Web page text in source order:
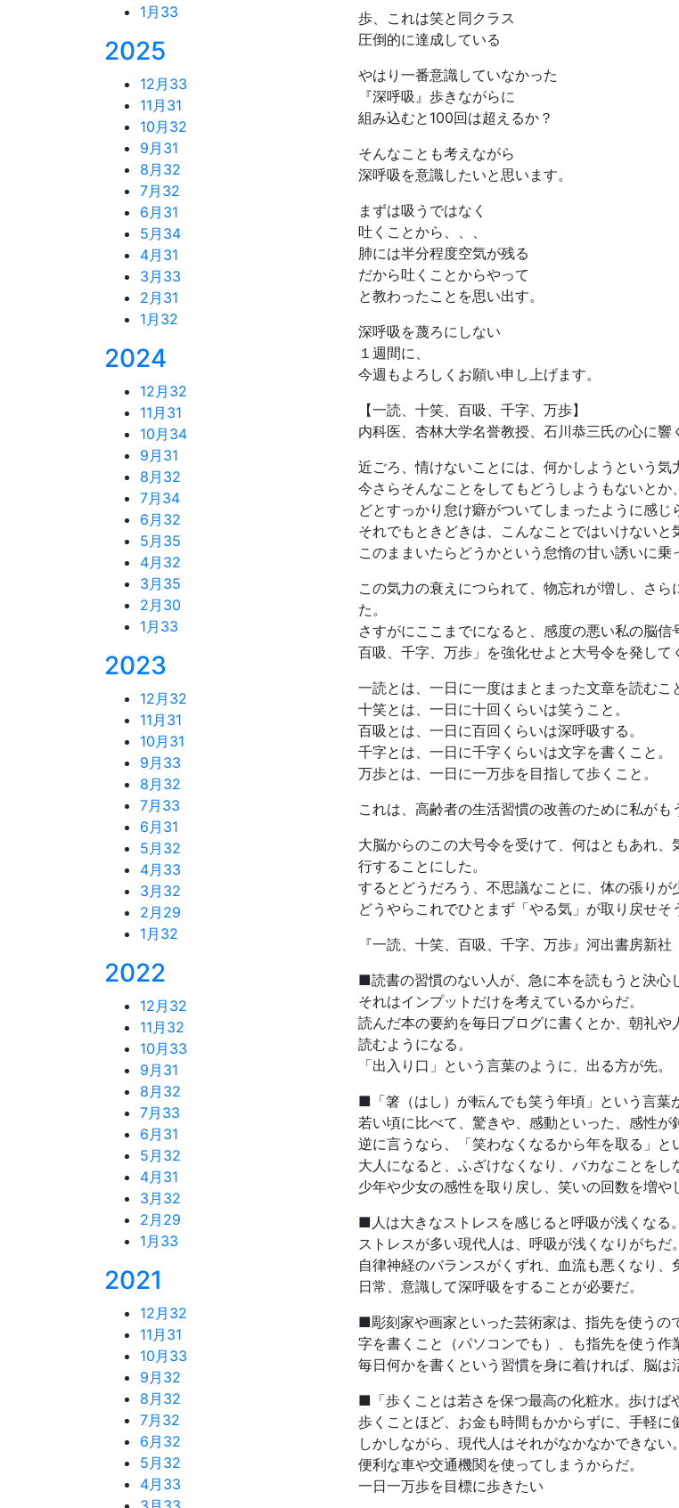
歩、これは笑と同クラス
圧倒的に達成している
やはり一番意識していなかった
『深呼吸』歩きながらに
組み込むと100回は超えるか？
そんなことも考えながら
深呼吸を意識したいと思います。
まずは吸うではなく
吐くことから、、、
肺には半分程度空気が残る
だから吐くことからやって
と教わったことを思い出す。
深呼吸を蔑ろにしない
１週間に、
今週もよろしくお願い申し上げます。
【一読、十笑、百吸、千字、万歩】
内科医、杏林大学名誉教授、石川恭三氏の心に響
近ごろ、情けないことには、何かしようという気
今さらそんなことをしてもどうしようもないと
どとすっかり怠け癖がついてしまったように感じ
それでもときどきは、こんなことではいけない
このままいたらどうかという怠惰の甘い誘いに乗
この気力の衰えにつられて、物忘れが増し、さ
た。
さすがにここまでになると、感度の悪い私の脳
百吸、千字、万歩」を強化せよと大号令を発して
一読とは、一日に一度はまとまった文章を読むこ
十笑とは、一日に十回くらいは笑うこと。
百吸とは、一日に百回くらいは深呼吸する。
千字とは、一日に千字くらいは文字を書くこと。
万歩とは、一日に一万歩を目指して歩くこと。
これは、高齢者の生活習慣の改善のために私がも
大脳からのこの大号令を受けて、何はともあれ
行することにした。
するとどうだろう、不思議なことに、体の張りが
どうやらこれでひとまず「やる気」が取り戻せそ
『一読、十笑、百吸、千字、万歩』河出書房新社
■読書の習慣のない人が、急に本を読もうと決心
それはインプットだけを考えているからだ。
読んだ本の要約を毎日ブログに書くとか、朝礼
読むようになる。
「出入り口」という言葉のように、出る方が先。
■「箸（はし）が転んでも笑う年頃」という言葉
若い頃に比べて、驚きや、感動といった、感性が
逆に言うなら、「笑わなくなるから年を取る」と
大人になると、ふざけなくなり、バカなことをし
少年や少女の感性を取り戻し、笑いの回数を増や
■人は大きなストレスを感じると呼吸が浅くなる。
ストレスが多い現代人は、呼吸が浅くなりがちだ。
自律神経のバランスがくずれ、血流も悪くなり、
日常、意識して深呼吸をすることが必要だ。
■彫刻家や画家といった芸術家は、指先を使うの
字を書くこと（パソコンでも）、も指先を使う作
毎日何かを書くという習慣を身に着ければ、脳は
■「歩くことは若さを保つ最高の化粧水。歩けば
歩くことほど、お金も時間もかからずに、手軽に
しかしながら、現代人はそれがなかなかできない。
便利な車や交通機関を使ってしまうからだ。
一日一万歩を目標に歩きたい
1月 33
2025
12月 33
11月 31
10月 32
9月 31
8月 32
7月 32
6月 31
5月 34
4月 31
3月 33
2月 31
1月 32
2024
12月 32
11月 31
10月 34
9月 31
8月 32
7月 34
6月 32
5月 35
4月 32
3月 35
2月 30
1月 33
2023
12月 32
11月 31
10月 31
9月 33
8月 32
7月 33
6月 31
5月 32
4月 33
3月 32
2月 29
1月 32
2022
12月 32
11月 32
10月 33
9月 31
8月 32
7月 33
6月 31
5月 32
4月 31
3月 32
2月 29
1月 33
2021
12月 32
11月 31
10月 33
9月 32
8月 32
7月 32
6月 32
5月 32
4月 33